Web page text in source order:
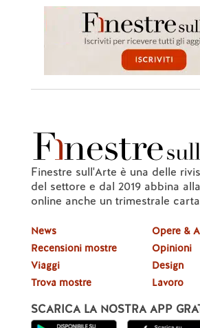
Finestre sull'Arte è una delle
del settore e dal 2019 abbina
online anche un trimestrale
News
Recensioni mostre
Viaggi
Trova mostre
Opere &
Opinioni
Design
Lavoro
SCARICA LA NOSTRA APP